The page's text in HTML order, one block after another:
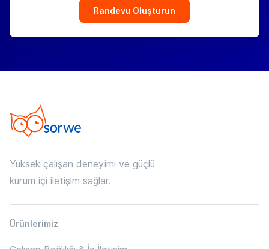
Randevu Oluşturun
Yüksek çalışan deneyimi ve güçlü
kurum içi iletişim sağlar.
Ürünlerimiz